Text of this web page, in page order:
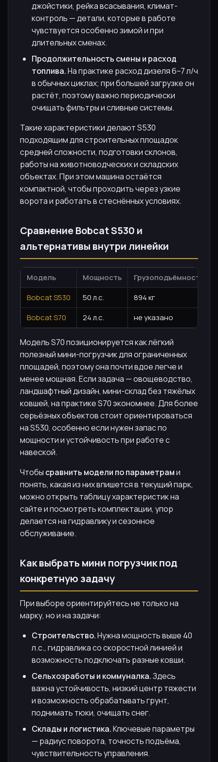
джойстики, рейка всасывания, климат-
контроль — детали, которые в работе
чувствуется особенно зимой и при
длительных сменах.
Продолжительность смены и расход
топлива.На практике расход дизеля 6–7 л/ч
в обычных циклах; при большей загрузке он
растёт, поэтому важно периодически
очищать фильтры и сливные системы.
Такие характеристики делают S530
подходящим для строительных площадок
средней сложности, подготовки склонов,
работы на животноводческих и складских
объектах. При этом машина остаётся
компактной, чтобы проходить через узкие
ворота и работать в стеснённых условиях.
Сравнение Bobcat S530 и
альтернативы внутри линейки
Модель Мощность Грузоподъёмность
Bobcat S530
50 л.с. 894 кг
Bobcat S70
24 л.с. не указано
Модель S70 позиционируется как лёгкий
полезный мини-погрузчик для ограниченных
площадей, поэтому она почти вдое легче и
менее мощная. Если задача — овощеводство,
ландшафтный дизайн, мини-склад без тяжёлых
ковшей, на практике S70 экономнее. Для более
серьёзных объектов стоит ориентироваться
на S530, особенно если нужен запас по
мощности и устойчивость при работе с
навеской.
Чтобы сравнить модели по параметрами
понять, какая из них впишется в текущий парк,
можно открыть таблицу характеристик на
сайте и посмотреть комплектации, упор
делается на гидравлику и сезонное
обслуживание.
Как выбрать мини погрузчик под
конкретную задачу
При выборе ориентируйтесь не только на
марку, но и на задачи:
Строительство.Нужна мощность выше 40
л.с., гидравлика со скоростной линией и
возможность подключать разные ковши.
Сельхозработы и коммуналка.Здесь
важна устойчивость, низкий центр тяжести
и возможность обрабатывать грунт,
поднимать тюки, очищать снег.
Склады и логистика.Ключевые параметры
— радиус поворота, точность подъёма,
чувствительность управления.